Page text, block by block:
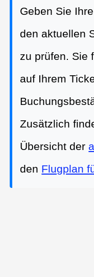
Geben Sie
den aktuellen
zu prüfen. Sie
auf Ihrem
Zusätzlich
Übersicht der
den Flugplan